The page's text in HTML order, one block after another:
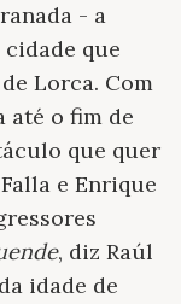
- a
que
Lorca. Com
até o fim de
que quer
e Enrique
, diz Raúl
idade de